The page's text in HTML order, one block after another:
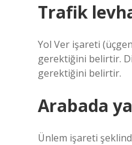
Trafik
Yol Ver işareti
gerektiğini belirtir.
gerektiğini belirtir.
Arabada
Ünlem işareti